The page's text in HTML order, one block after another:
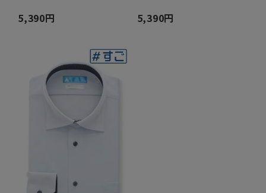
5,390円 5,390円